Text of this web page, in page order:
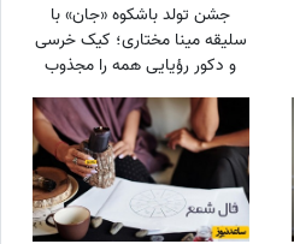
جشن تولد باشکوه «جان» با
سلیقه مینا مختاری؛ کیک خرسی
و دکور رؤیایی همه را مجذوب
کرد